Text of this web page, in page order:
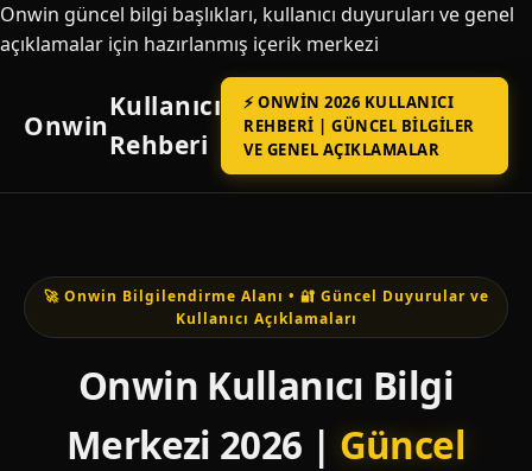
Onwin güncel bilgi başlıkları, kullanıcı duyuruları ve genel
açıklamalar için hazırlanmış içerik merkezi
Onwin
Kullanıcı
Rehberi
⚡ ONWIN 2026 KULLANICI
REHBERI | GÜNCEL BILGILER
VE GENEL AÇIKLAMALAR
🚀 Onwin Bilgilendirme Alanı • 🔐 Güncel Duyurular ve
Kullanıcı Açıklamaları
Onwin Kullanıcı Bilgi
Merkezi 2026 | Güncel